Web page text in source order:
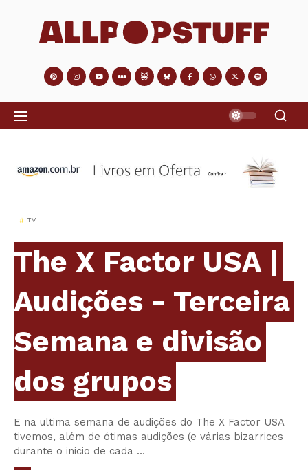
TV
The X Factor USA |
Audições - Terceira
Semana e divisão
dos grupos
E na ultima semana de audições do The X Factor USA
tivemos, além de ótimas audições (e várias bizarrices
durante o inicio de cada …